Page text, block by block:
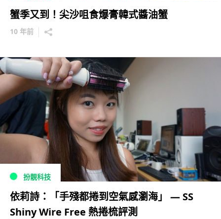
蟹季又到！尖沙咀食爆膏韓式醬油蟹
10 年前
扮靚科技
依莉詩：「手殘都捲到空氣感瀏海」 — SS
Shiny Wire Free 熱捲梳評測